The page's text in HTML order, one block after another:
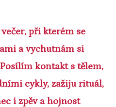
při kterém se
a vychutnám si
kontakt s tělem,
cykly, zažiju rituál,
i zpěv a hojnost